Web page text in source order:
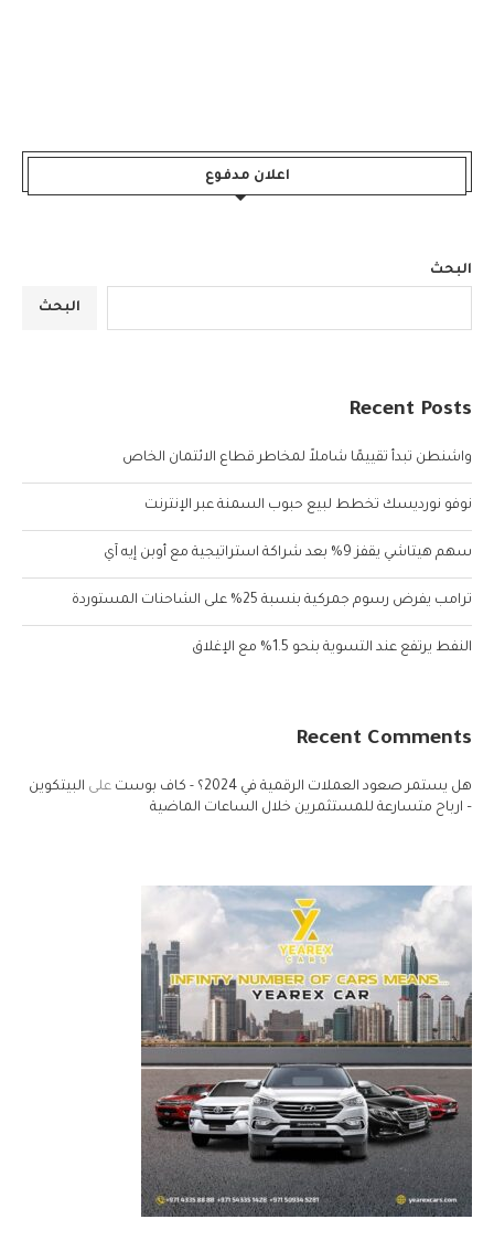
اعلان مدفوع
البحث
البحث
Recent Posts
واشنطن تبدأ تقييمًا شاملاً لمخاطر قطاع الائتمان الخاص
نوفو نورديسك تخطط لبيع حبوب السمنة عبر الإنترنت
سهم هيتاشي يقفز 9% بعد شراكة استراتيجية مع أوبن إيه آي
ترامب يفرض رسوم جمركية بنسبة 25% على الشاحنات المستوردة
النفط يرتفع عند التسوية بنحو 1.5% مع الإغلاق
Recent Comments
هل يستمر صعود العملات الرقمية في 2024؟ - كاف بوست على البيتكوين
– ارباح متسارعة للمستثمرين خلال الساعات الماضية